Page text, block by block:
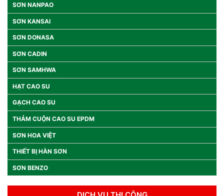
SƠN NANPAO
SƠN KANSAI
SƠN DONASA
SƠN CADIN
SƠN SAMHWA
HẠT CAO SU
GẠCH CAO SU
THẢM CUỘN CAO SU EPDM
SƠN HOA VIỆT
THIẾT BỊ HÀN SƠN
SƠN BENZO